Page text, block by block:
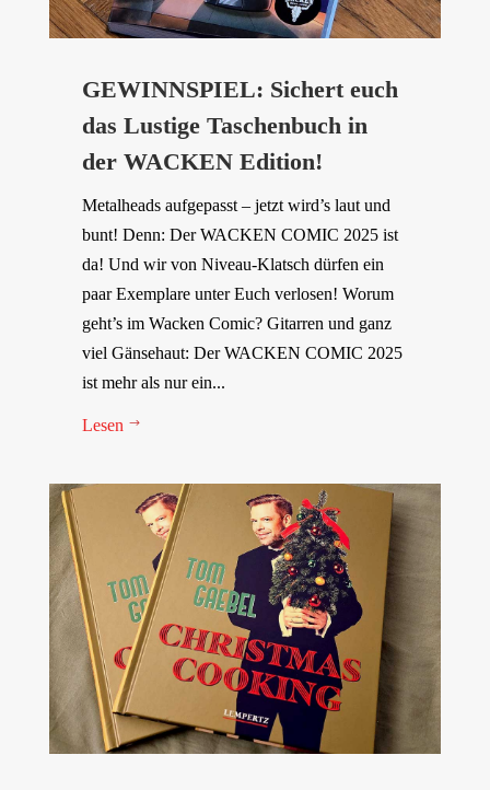
GEWINNSPIEL: Sichert euch
das Lustige Taschenbuch in
der WACKEN Edition!
Metalheads aufgepasst – jetzt wird’s laut und
bunt! Denn: Der WACKEN COMIC 2025 ist
da! Und wir von Niveau-Klatsch dürfen ein
paar Exemplare unter Euch verlosen! Worum
geht’s im Wacken Comic? Gitarren und ganz
viel Gänsehaut: Der WACKEN COMIC 2025
ist mehr als nur ein...
Lesen $